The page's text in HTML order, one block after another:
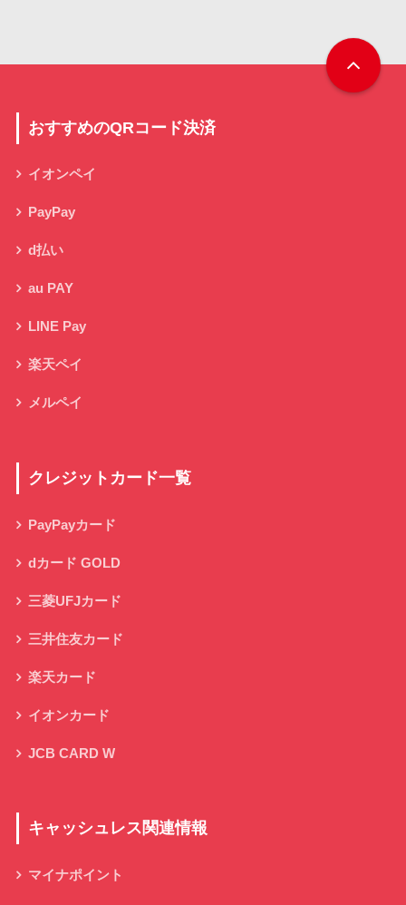
おすすめのQRコード決済
イオンペイ
PayPay
d払い
au PAY
LINE Pay
楽天ペイ
メルペイ
クレジットカード一覧
PayPayカード
dカード GOLD
三菱UFJカード
三井住友カード
楽天カード
イオンカード
JCB CARD W
キャッシュレス関連情報
マイナポイント